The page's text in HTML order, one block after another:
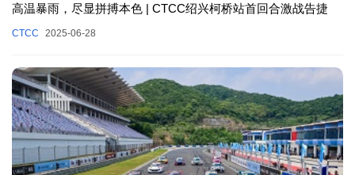
高温暴雨，尽显拼搏本色 | CTCC绍兴柯桥站首回合激战告捷
CTCC 2025-06-28